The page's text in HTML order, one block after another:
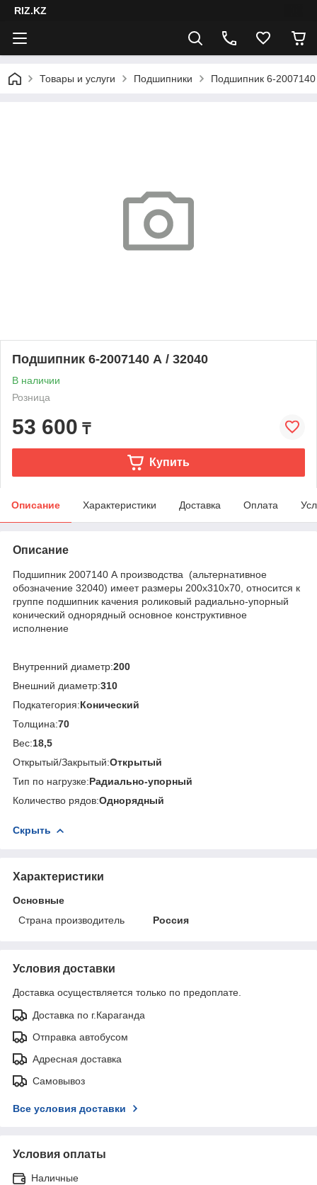
RIZ.KZ
Товары и услуги Подшипники Подшипник 6-
Подшипник 6-2007140 А / 32040
В наличии
Розница
53 600 ₸
Купить
Описание Характеристики Доставка Оплата
Описание
Подшипник 2007140 А производства (альтернативное
обозначение 32040) имеет размеры 200х310х70, относится к
группе подшипник качения роликовый радиально-упорный
конический однорядный основное конструктивное
исполнение
Внутренний диаметр:200
Внешний диаметр:310
Подкатегория:Конический
Толщина:70
Вес:18,5
Открытый/Закрытый:Открытый
Тип по нагрузке:Радиально-упорный
Количество рядов:Однорядный
Скрыть
Характеристики
Основные
Страна производитель
Россия
Условия доставки
Доставка осуществляется только по предоплате.
Доставка по г.Караганда
Отправка автобусом
Адресная доставка
Самовывоз
Все условия доставки
Условия оплаты
Наличные